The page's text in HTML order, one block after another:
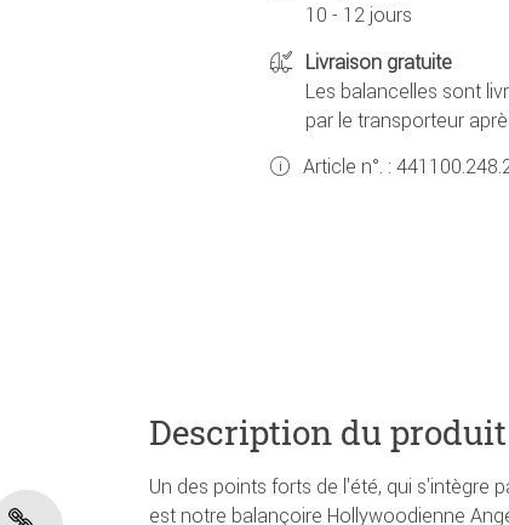
10 - 12 jours
Livraison gratuite
Les balancelles sont
par le transporteur
Article n°. :
Description du produit
Un des points forts de l'été, qui s'intègre
est notre balançoire Hollywoodienne